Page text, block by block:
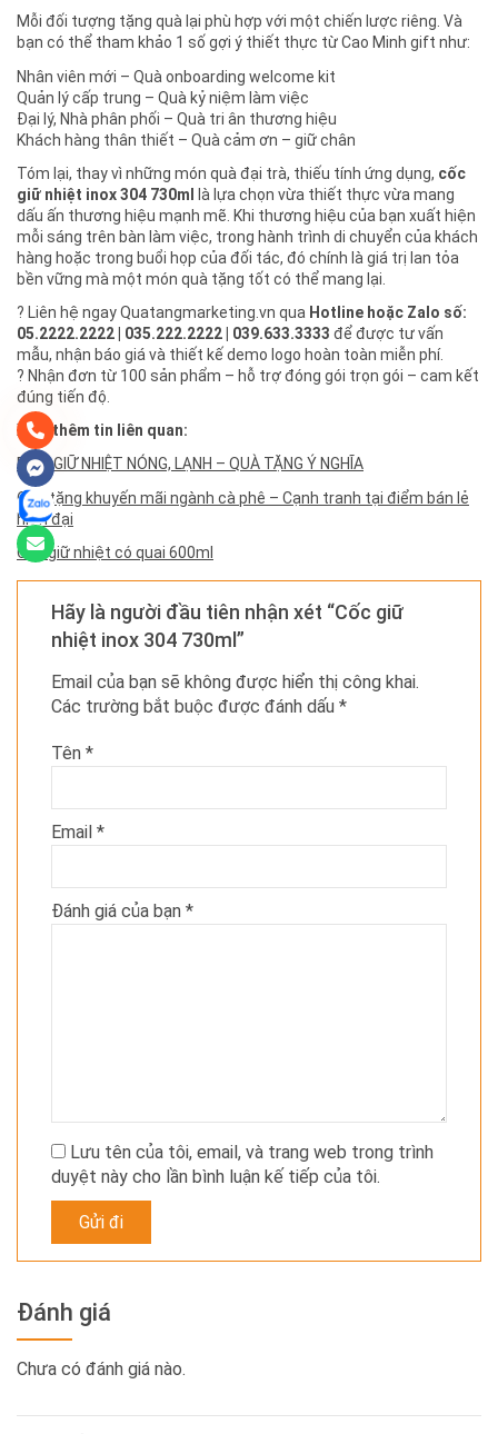
Mỗi đối tượng tặng quà lại phù hợp với một chiến lược riêng. Và
bạn có thể tham khảo 1 số gợi ý thiết thực từ Cao Minh gift như:
Nhân viên mới – Quà onboarding welcome kit
Quản lý cấp trung – Quà kỷ niệm làm việc
Đại lý, Nhà phân phối – Quà tri ân thương hiệu
Khách hàng thân thiết – Quà cảm ơn – giữ chân
Tóm lại, thay vì những món quà đại trà, thiếu tính ứng dụng, cốc
giữ nhiệt inox 304 730ml
là lựa chọn vừa thiết thực vừa mang
dấu ấn thương hiệu mạnh mẽ. Khi thương hiệu của bạn xuất hiện
mỗi sáng trên bàn làm việc, trong hành trình di chuyển của khách
hàng hoặc trong buổi họp của đối tác, đó chính là giá trị lan tỏa
bền vững mà một món quà tặng tốt có thể mang lại.
? Liên hệ ngay Quatangmarketing.vn qua Hotline hoặc Zalo số:
05.2222.2222 | 035.222.2222 | 039.633.3333 để được tư vấn
mẫu, nhận báo giá và thiết kế demo logo hoàn toàn miễn phí.
? Nhận đơn từ 100 sản phẩm – hỗ trợ đóng gói trọn gói – cam kết
đúng tiến độ.
Xem thêm tin liên quan:
BÌNH GIỮ NHIỆT NÓNG, LẠNH – QUÀ TẶNG Ý NGHĨA
Quà tặng khuyến mãi ngành cà phê – Cạnh tranh tại điểm bán lẻ
hiện đại
Cốc giữ nhiệt có quai 600ml
Hãy là người đầu tiên nhận xét “Cốc giữ
nhiệt inox 304 730ml”
Email của bạn sẽ không được hiển thị công khai.
Các trường bắt buộc được đánh dấu *
Tên *
Email *
Đánh giá của bạn *
Lưu tên của tôi, email, và trang web trong trình
duyệt này cho lần bình luận kế tiếp của tôi.
Đánh giá
Chưa có đánh giá nào.